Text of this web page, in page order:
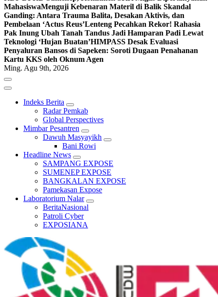
MahasiswaMenguji Kebenaran Materil di Balik Skandal
Ganding: Antara Trauma Balita, Desakan Aktivis, dan
Pembelaan ‘Actus Reus’Lenteng Pecahkan Rekor! Rahasia
Pak Inung Ubah Tanah Tandus Jadi Hamparan Padi Lewat
Teknologi ‘Hujan Buatan’HIMPASS Desak Evaluasi
Penyaluran Bansos di Sapeken: Soroti Dugaan Penahanan
Kartu KKS oleh Oknum Agen
Ming. Agu 9th, 2026
Indeks Berita
Radar Pemkab
Global Perspectives
Mimbar Pesantren
Dawuh Masyayikh
Bani Rowi
Headline News
SAMPANG EXPOSE
SUMENEP EXPOSE
BANGKALAN EXPOSE
Pamekasan Expose
Laboratorium Nalar
BeritaNasional
Patroli Cyber
EXPOSIANA